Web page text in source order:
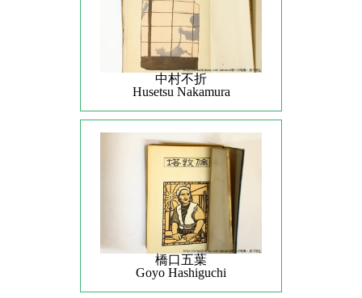
中村不折
Husetsu Nakamura
橋口五葉
Goyo Hashiguchi